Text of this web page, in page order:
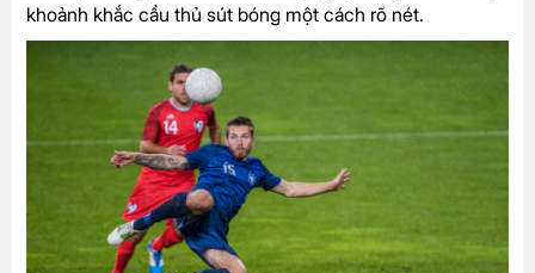
khoảnh khắc cầu thủ sút bóng một cách rõ nét.